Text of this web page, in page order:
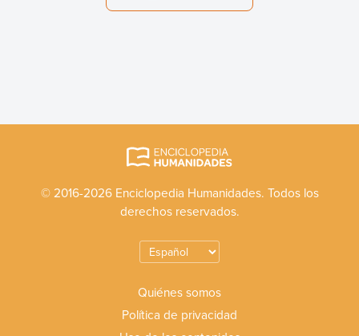
© 2016-2026 Enciclopedia Humanidades. Todos los
derechos reservados.
Quiénes somos
Política de privacidad